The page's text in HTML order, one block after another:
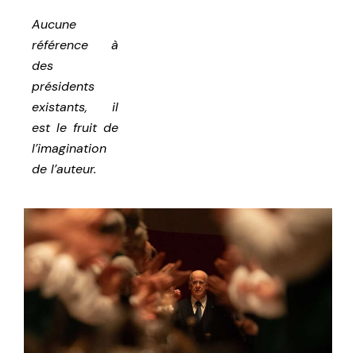
Aucune
référence à
des
présidents
existants, il
est le fruit de
l’imagination
de l’auteur.